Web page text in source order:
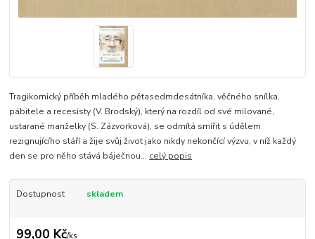
Tragikomický příběh mladého pětasedmdesátníka, věčného snílka,
pábitele a recesisty (V. Brodský), který na rozdíl od své milované,
ustarané manželky (S. Zázvorková), se odmítá smířit s údělem
rezignujícího stáří a žije svůj život jako nikdy nekončící výzvu, v níž každý
den se pro něho stává báječnou... celý popis
Dostupnost skladem
99,00 Kč/ks